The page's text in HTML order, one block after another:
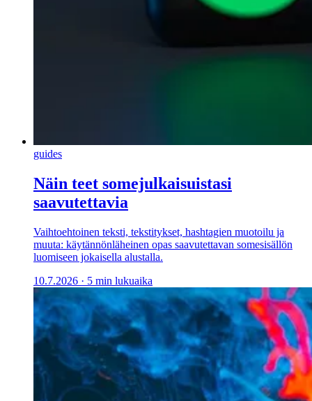
guides
Näin teet somejulkaisuistasi
saavutettavia
Vaihtoehtoinen teksti, tekstitykset, hashtagien muotoilu ja
muuta: käytännönläheinen opas saavutettavan somesisällön
luomiseen jokaisella alustalla.
10.7.2026 · 5 min lukuaika